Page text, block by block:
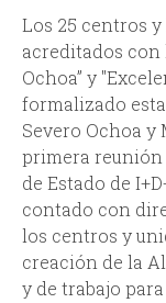
Los 25 centros
acreditados con
Ochoa” y
formalizado
Severo Ochoa y
primera reunión
de Estado de
contado con
los centros y
creación de la
y de trabajo